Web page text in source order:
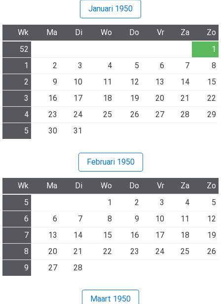
Januari 1950
Wk Ma Di Wo Do Vr Za
Zo
52
1
1
2 3 4 5 6 7
8
2
9 10 11 12 13 14
15
3
16 17 18 19 20 21
22
4
23 24 25 26 27 28
29
5
30 31
Februari 1950
Wk Ma Di Wo Do Vr Za
Zo
5
1 2 3 4
5
6
6 7 8 9 10 11
12
7
13 14 15 16 17 18
19
8
20 21 22 23 24 25
26
9
27 28
Maart 1950